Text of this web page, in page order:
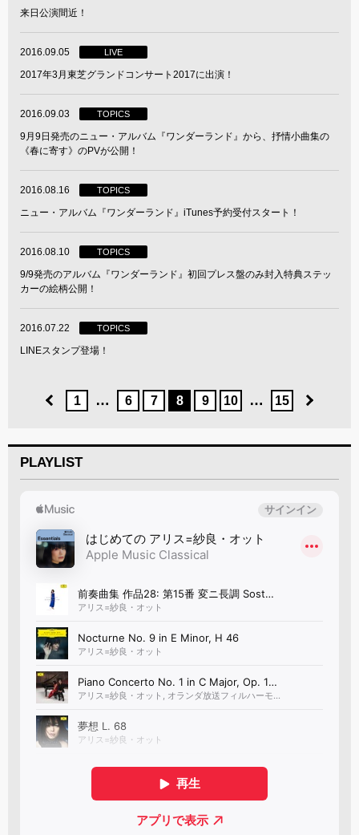
来日公演間近！
2016.09.05 LIVE
2017年3月東芝グランドコンサート2017に出演！
2016.09.03 TOPICS
9月9日発売のニュー・アルバム『ワンダーランド』から、抒情小曲集の
《春に寄す》のPVが公開！
2016.08.16 TOPICS
ニュー・アルバム『ワンダーランド』iTunes予約受付スタート！
2016.08.10 TOPICS
9/9発売のアルバム『ワンダーランド』初回プレス盤のみ封入特典ステッ
カーの絵柄公開！
2016.07.22 TOPICS
LINEスタンプ登場！
1 … 6 7 8 9 10 … 15
PLAYLIST